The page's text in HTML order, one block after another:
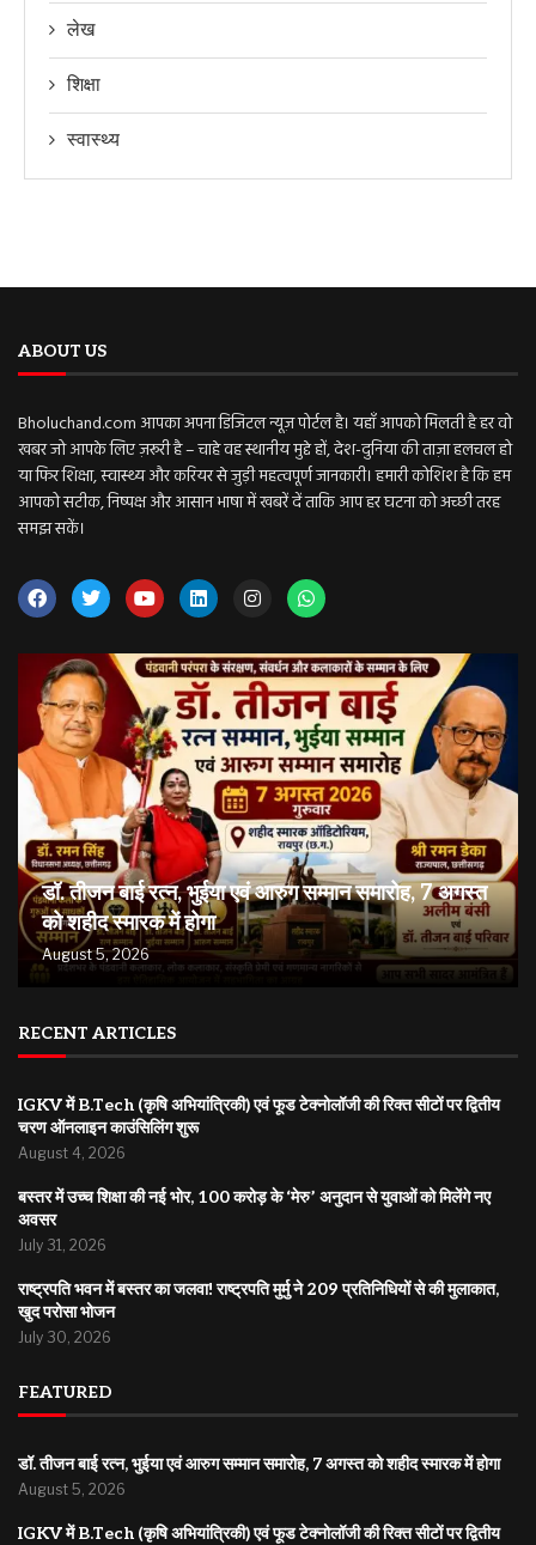
लेख
शिक्षा
स्वास्थ्य
ABOUT US
Bholuchand.com आपका अपना डिजिटल न्यूज़ पोर्टल है। यहाँ आपको मिलती है हर वो
खबर जो आपके लिए ज़रूरी है – चाहे वह स्थानीय मुद्दे हों, देश-दुनिया की ताज़ा हलचल हो
या फिर शिक्षा, स्वास्थ्य और करियर से जुड़ी महत्वपूर्ण जानकारी। हमारी कोशिश है कि हम
आपको सटीक, निष्पक्ष और आसान भाषा में खबरें दें ताकि आप हर घटना को अच्छी तरह
समझ सकें।
डॉ. तीजन बाई रत्न, भुईया एवं आरुग सम्मान समारोह, 7 अगस्त
को शहीद स्मारक में होगा
August 5, 2026
RECENT ARTICLES
IGKV में B.Tech (कृषि अभियांत्रिकी) एवं फूड टेक्नोलॉजी की रिक्त सीटों पर द्वितीय
चरण ऑनलाइन काउंसिलिंग शुरू
August 4, 2026
बस्तर में उच्च शिक्षा की नई भोर, 100 करोड़ के ‘मेरु’ अनुदान से युवाओं को मिलेंगे नए
अवसर
July 31, 2026
राष्ट्रपति भवन में बस्तर का जलवा! राष्ट्रपति मुर्मु ने 209 प्रतिनिधियों से की मुलाकात,
खुद परोसा भोजन
July 30, 2026
FEATURED
डॉ. तीजन बाई रत्न, भुईया एवं आरुग सम्मान समारोह, 7 अगस्त को शहीद स्मारक में होगा
August 5, 2026
IGKV में B.Tech (कृषि अभियांत्रिकी) एवं फूड टेक्नोलॉजी की रिक्त सीटों पर द्वितीय